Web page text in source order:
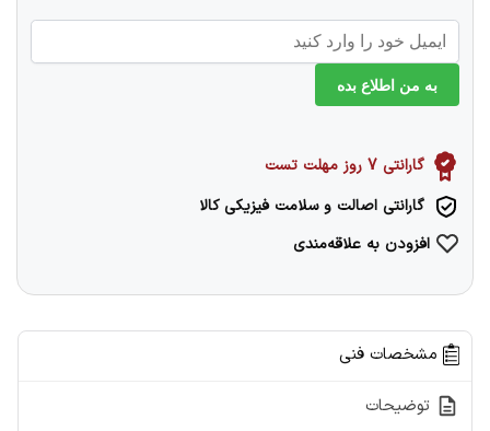
به من اطلاع بده
گارانتی 7 روز مهلت تست
گارانتی اصالت و سلامت فیزیکی کالا
افزودن به علاقه‌مندی
مشخصات فنی
توضیحات